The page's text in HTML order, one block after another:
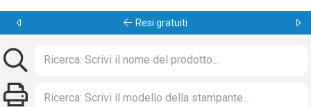
Garanzia 24 mesi